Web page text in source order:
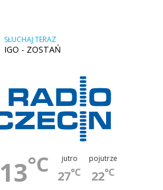
SŁUCHAJ TERAZ
IGO - ZOSTAŃ
13°C jutro
27°C
pojutrze
22°C